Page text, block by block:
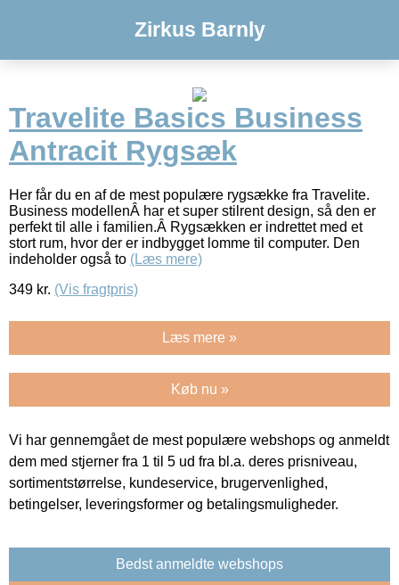
Zirkus Barnly
Travelite Basics Business
Antracit Rygsæk
Her får du en af de mest populære rygsække fra Travelite.
Business modellenÂ har et super stilrent design, så den er
perfekt til alle i familien.Â Rygsækken er indrettet med et
stort rum, hvor der er indbygget lomme til computer. Den
indeholder også to (Læs mere)
349 kr. (Vis fragtpris)
Læs mere »
Køb nu »
Vi har gennemgået de mest populære webshops og anmeldt
dem med stjerner fra 1 til 5 ud fra bl.a. deres prisniveau,
sortimentstørrelse, kundeservice, brugervenlighed,
betingelser, leveringsformer og betalingsmuligheder.
Bedst anmeldte webshops